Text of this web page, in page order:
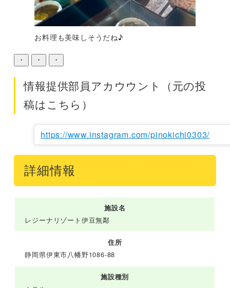
お料理も美味しそうだね♪
・ ・ ・
情報提供部員アカウウント（元の投
稿はこちら）
https://www.instagram.com/pinokichi0303/
詳細情報
施設名
レジーナリゾート伊豆無鄰
住所
静岡県伊東市八幡野1086-88
施設種別